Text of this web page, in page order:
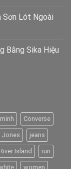
Sơn Lót Ngoài
Bằng Sika Hiệu
Converse
Jones jeans
River Island run
women